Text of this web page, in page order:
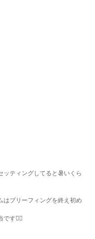
ッティングしてると暑いくら
はブリーフィングを終え初め
です✌🏽